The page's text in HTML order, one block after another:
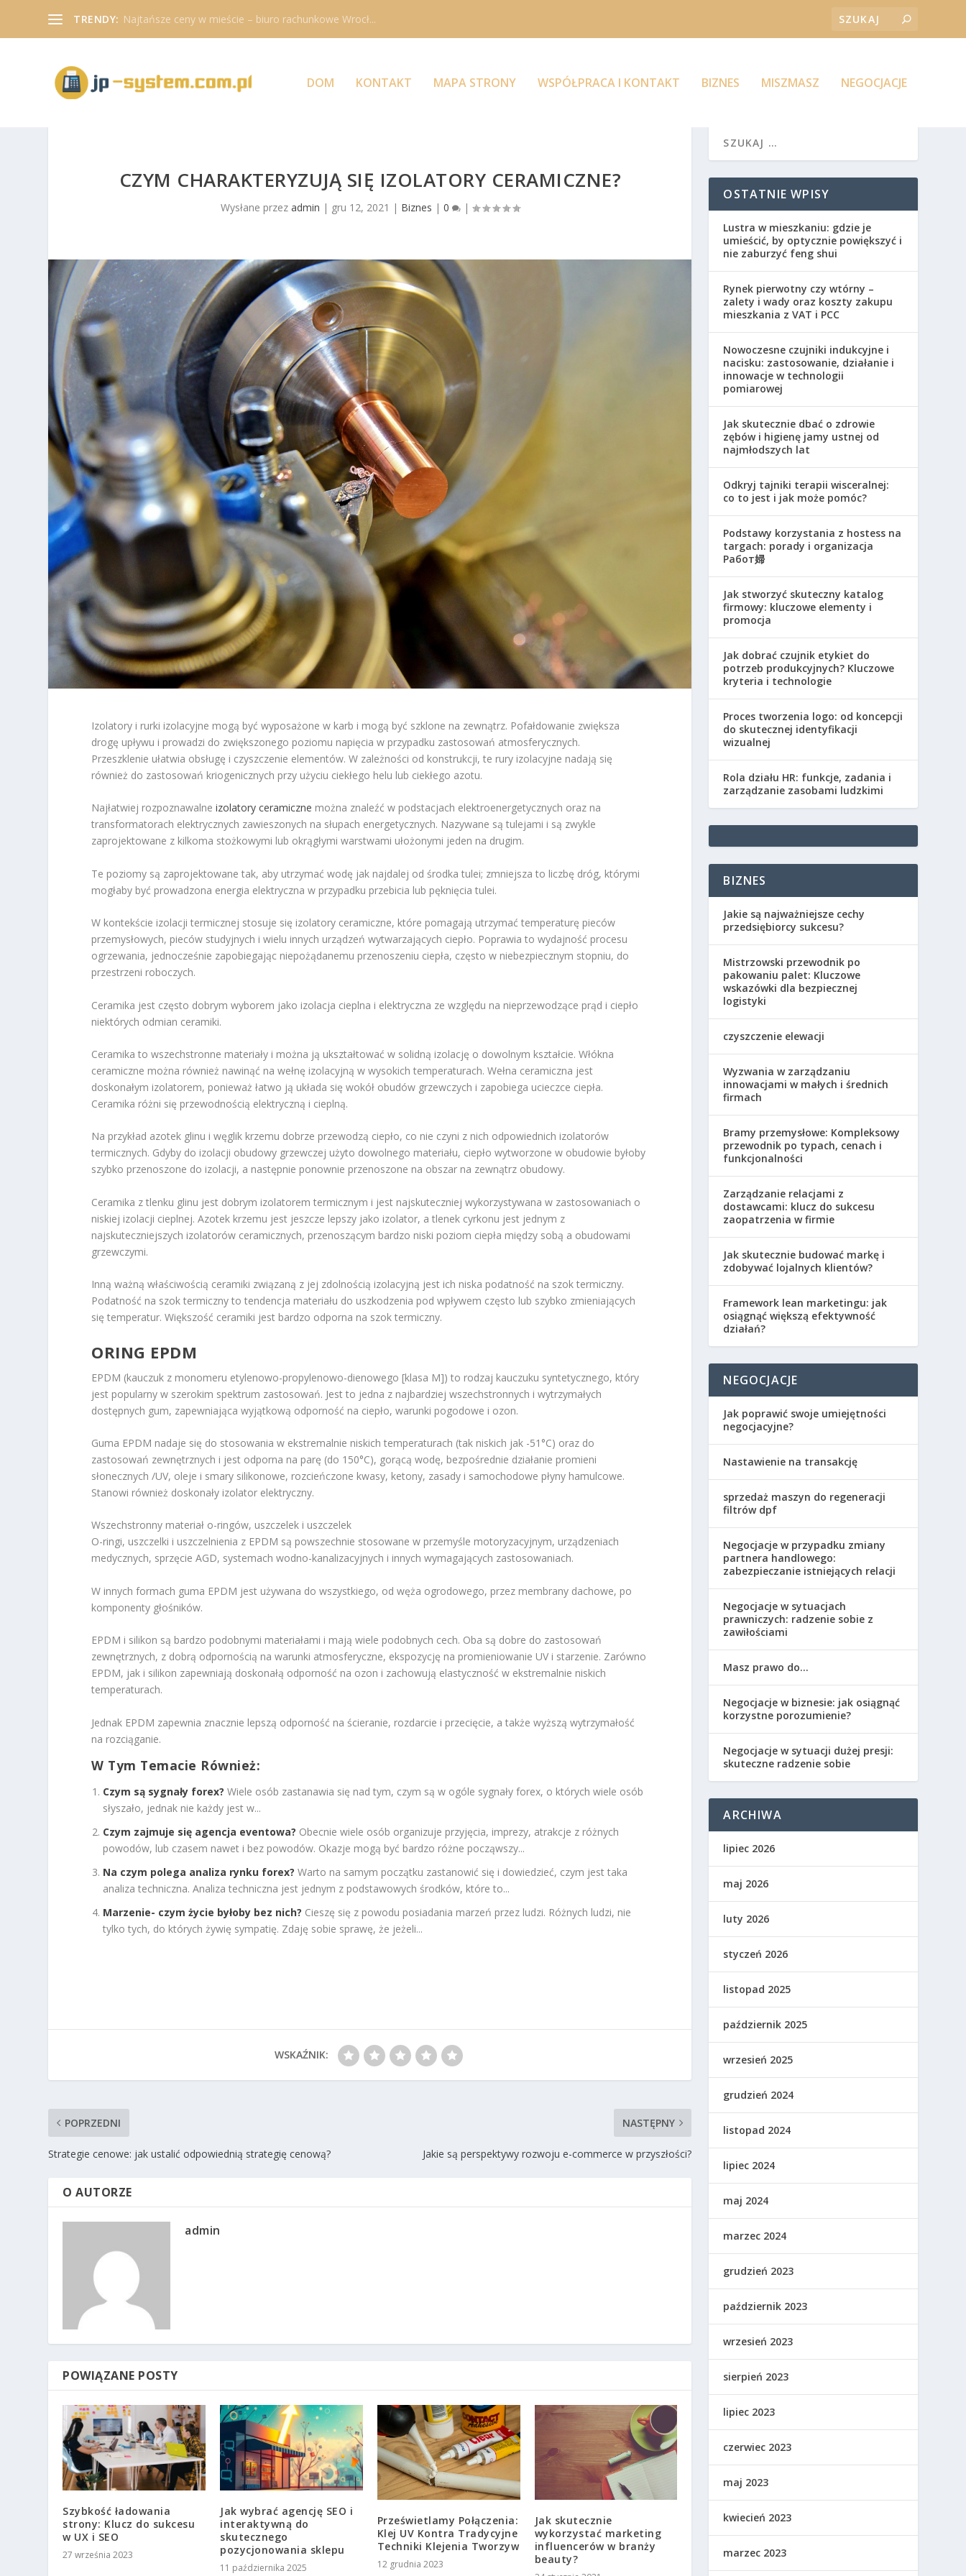
TRENDY: Najtańsze ceny w mieście – biuro rachunkowe Wrocł...
DOM KONTAKT MAPA STRONY WSPÓŁPRACA I KONTAKT BIZNES MISZMASZ NEGOCJACJE
CZYM CHARAKTERYZUJĄ SIĘ IZOLATORY CERAMICZNE?
Wysłane przez admin | gru 12, 2021 | Biznes | 0 |
Izolatory i rurki izolacyjne mogą być wyposażone w karb i mogą być szklone na zewnątrz. Pofałdowanie zwiększa
drogę upływu i prowadzi do zwiększonego poziomu napięcia w przypadku zastosowań atmosferycznych.
Przeszklenie ułatwia obsługę i czyszczenie elementów. W zależności od konstrukcji, te rury izolacyjne nadają się
również do zastosowań kriogenicznych przy użyciu ciekłego helu lub ciekłego azotu.
Najłatwiej rozpoznawalneizolatory ceramiczne można znaleźć w podstacjach elektroenergetycznych oraz na
transformatorach elektrycznych zawieszonych na słupach energetycznych. Nazywane są tulejami i są zwykle
zaprojektowane z kilkoma stożkowymi lub okrągłymi warstwami ułożonymi jeden na drugim.
Te poziomy są zaprojektowane tak, aby utrzymać wodę jak najdalej od środka tulei; zmniejsza to liczbę dróg, którymi
mogłaby być prowadzona energia elektryczna w przypadku przebicia lub pęknięcia tulei.
W kontekście izolacji termicznej stosuje się izolatory ceramiczne, które pomagają utrzymać temperaturę pieców
przemysłowych, pieców studyjnych i wielu innych urządzeń wytwarzających ciepło. Poprawia to wydajność procesu
ogrzewania, jednocześnie zapobiegając niepożądanemu przenoszeniu ciepła, często w niebezpiecznym stopniu, do
przestrzeni roboczych.
Ceramika jest często dobrym wyborem jako izolacja cieplna i elektryczna ze względu na nieprzewodzące prąd i ciepło
niektórych odmian ceramiki.
Ceramika to wszechstronne materiały i można ją ukształtować w solidną izolację o dowolnym kształcie. Włókna
ceramiczne można również nawinąć na wełnę izolacyjną w wysokich temperaturach. Wełna ceramiczna jest
doskonałym izolatorem, ponieważ łatwo ją układa się wokół obudów grzewczych i zapobiega ucieczce ciepła.
Ceramika różni się przewodnością elektryczną i cieplną.
Na przykład azotek glinu i węglik krzemu dobrze przewodzą ciepło, co nie czyni z nich odpowiednich izolatorów
termicznych. Gdyby do izolacji obudowy grzewczej użyto dowolnego materiału, ciepło wytworzone w obudowie byłoby
szybko przenoszone do izolacji, a następnie ponownie przenoszone na obszar na zewnątrz obudowy.
Ceramika z tlenku glinu jest dobrym izolatorem termicznym i jest najskuteczniej wykorzystywana w zastosowaniach o
niskiej izolacji cieplnej. Azotek krzemu jest jeszcze lepszy jako izolator, a tlenek cyrkonu jest jednym z
najskuteczniejszych izolatorów ceramicznych, przenoszącym bardzo niski poziom ciepła między sobą a obudowami
grzewczymi.
Inną ważną właściwością ceramiki związaną z jej zdolnością izolacyjną jest ich niska podatność na szok termiczny.
Podatność na szok termiczny to tendencja materiału do uszkodzenia pod wpływem często lub szybko zmieniających
się temperatur. Większość ceramiki jest bardzo odporna na szok termiczny.
ORING EPDM
EPDM (kauczuk z monomeru etylenowo-propylenowo-dienowego [klasa M]) to rodzaj kauczuku syntetycznego, który
jest popularny w szerokim spektrum zastosowań. Jest to jedna z najbardziej wszechstronnych i wytrzymałych
dostępnych gum, zapewniająca wyjątkową odporność na ciepło, warunki pogodowe i ozon.
Guma EPDM nadaje się do stosowania w ekstremalnie niskich temperaturach (tak niskich jak -51°C) oraz do
zastosowań zewnętrznych i jest odporna na parę (do 150°C), gorącą wodę, bezpośrednie działanie promieni
słonecznych /UV, oleje i smary silikonowe, rozcieńczone kwasy, ketony, zasady i samochodowe płyny hamulcowe.
Stanowi również doskonały izolator elektryczny.
Wszechstronny materiał o-ringów, uszczelek i uszczelek
O-ringi, uszczelki i uszczelnienia z EPDM są powszechnie stosowane w przemyśle motoryzacyjnym, urządzeniach
medycznych, sprzęcie AGD, systemach wodno-kanalizacyjnych i innych wymagających zastosowaniach.
W innych formach guma EPDM jest używana do wszystkiego, od węża ogrodowego, przez membrany dachowe, po
komponenty głośników.
EPDM i silikon są bardzo podobnymi materiałami i mają wiele podobnych cech. Oba są dobre do zastosowań
zewnętrznych, z dobrą odpornością na warunki atmosferyczne, ekspozycję na promieniowanie UV i starzenie. Zarówno
EPDM, jak i silikon zapewniają doskonałą odporność na ozon i zachowują elastyczność w ekstremalnie niskich
temperaturach.
Jednak EPDM zapewnia znacznie lepszą odporność na ścieranie, rozdarcie i przecięcie, a także wyższą wytrzymałość
na rozciąganie.
W Tym Temacie Również:
Czym są sygnały forex? Wiele osób zastanawia się nad tym, czym są w ogóle sygnały forex, o których wiele osób
słyszało, jednak nie każdy jest w...
Czym zajmuje się agencja eventowa? Obecnie wiele osób organizuje przyjęcia, imprezy, atrakcje z różnych
powodów, lub czasem nawet i bez powodów. Okazje mogą być bardzo różne począwszy...
Na czym polega analiza rynku forex? Warto na samym początku zastanowić się i dowiedzieć, czym jest taka
analiza techniczna. Analiza techniczna jest jednym z podstawowych środków, które to...
Marzenie- czym życie byłoby bez nich? Cieszę się z powodu posiadania marzeń przez ludzi. Różnych ludzi, nie
tylko tych, do których żywię sympatię. Zdaję sobie sprawę, że jeżeli...
WSKAŹNIK:
POPRZEDNI
Strategie cenowe: jak ustalić odpowiednią strategię cenową?
NASTĘPNY
Jakie są perspektywy rozwoju e-commerce w przyszłości?
O AUTORZE
admin
POWIĄZANE POSTY
Szybkość ładowania
strony: Klucz do sukcesu
w UX i SEO
27 września 2023
Jak wybrać agencję SEO i
interaktywną do
skutecznego
pozycjonowania sklepu
11 października 2025
Prześwietlamy Połączenia:
Klej UV Kontra Tradycyjne
Techniki Klejenia Tworzyw
12 grudnia 2023
Jak skutecznie
wykorzystać marketing
influencerów w branży
beauty?
OSTATNIE WPISY
Lustra w mieszkaniu: gdzie je
umieścić, by optycznie powiększyć i
nie zaburzyć feng shui
Rynek pierwotny czy wtórny –
zalety i wady oraz koszty zakupu
mieszkania z VAT i PCC
Nowoczesne czujniki indukcyjne i
nacisku: zastosowanie, działanie i
innowacje w technologii
pomiarowej
Jak skutecznie dbać o zdrowie
zębów i higienę jamy ustnej od
najmłodszych lat
Odkryj tajniki terapii wisceralnej:
co to jest i jak może pomóc?
Podstawy korzystania z hostess na
targach: porady i organizacja
Работ婦
Jak stworzyć skuteczny katalog
firmowy: kluczowe elementy i
promocja
Jak dobrać czujnik etykiet do
potrzeb produkcyjnych? Kluczowe
kryteria i technologie
Proces tworzenia logo: od koncepcji
do skutecznej identyfikacji
wizualnej
Rola działu HR: funkcje, zadania i
zarządzanie zasobami ludzkimi
BIZNES
Jakie są najważniejsze cechy
przedsiębiorcy sukcesu?
Mistrzowski przewodnik po
pakowaniu palet: Kluczowe
wskazówki dla bezpiecznej
logistyki
czyszczenie elewacji
Wyzwania w zarządzaniu
innowacjami w małych i średnich
firmach
Bramy przemysłowe: Kompleksowy
przewodnik po typach, cenach i
funkcjonalności
Zarządzanie relacjami z
dostawcami: klucz do sukcesu
zaopatrzenia w firmie
Jak skutecznie budować markę i
zdobywać lojalnych klientów?
Framework lean marketingu: jak
osiągnąć większą efektywność
działań?
NEGOCJACJE
Jak poprawić swoje umiejętności
negocjacyjne?
Nastawienie na transakcję
sprzedaż maszyn do regeneracji
filtrów dpf
Negocjacje w przypadku zmiany
partnera handlowego:
zabezpieczanie istniejących relacji
Negocjacje w sytuacjach
prawniczych: radzenie sobie z
zawiłościami
Masz prawo do…
Negocjacje w biznesie: jak osiągnąć
korzystne porozumienie?
Negocjacje w sytuacji dużej presji:
skuteczne radzenie sobie
ARCHIWA
lipiec 2026
maj 2026
luty 2026
styczeń 2026
listopad 2025
październik 2025
wrzesień 2025
grudzień 2024
listopad 2024
lipiec 2024
maj 2024
marzec 2024
grudzień 2023
październik 2023
wrzesień 2023
sierpień 2023
lipiec 2023
czerwiec 2023
maj 2023
kwiecień 2023
marzec 2023